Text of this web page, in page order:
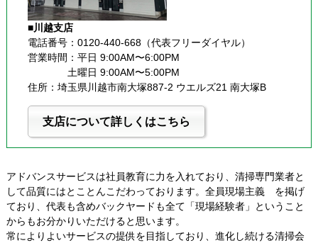
■川越支店
電話番号：0120-440-668（代表フリーダイヤル）
営業時間：平日 9:00AM〜6:00PM
              土曜日 9:00AM〜5:00PM
住所：埼玉県川越市南大塚887-2 ウエルズ21 南大塚B
支店について詳しくはこちら
アドバンスサービスは社員教育に力を入れており、清掃専門業者と
して品質にはとことんこだわっております。全員現場主義 を掲げ
ており、代表も含めバックヤードも全て「現場経験者」ということ
からもお分かりいただけると思います。
常によりよいサービスの提供を目指しており、進化し続ける清掃会